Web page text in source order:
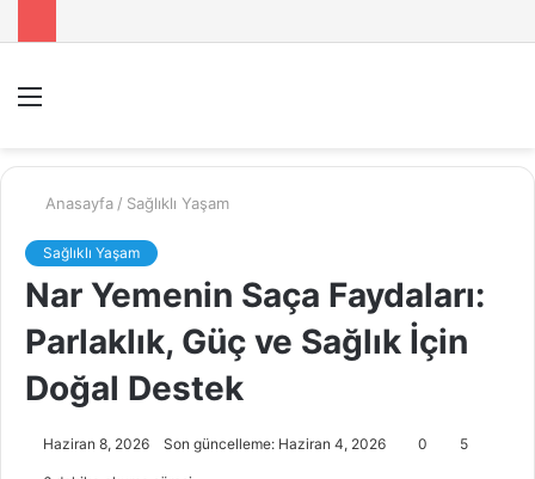
...
Anasayfa / Sağlıklı Yaşam
Sağlıklı Yaşam
Nar Yemenin Saça Faydaları:
Parlaklık, Güç ve Sağlık İçin
Doğal Destek
Haziran 8, 2026 Son güncelleme: Haziran 4, 2026 0 5